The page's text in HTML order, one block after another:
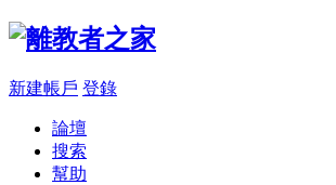
新建帳戶 登錄
論壇
搜索
幫助